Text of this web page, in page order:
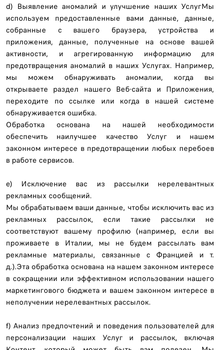
d) Выявление аномалий и улучшение наших УслугМы
используем предоставленные вами данные, данные,
собранные с вашего браузера, устройства и
приложения, данные, полученные на основе вашей
активности, и агрегированную информацию для
предотвращения аномалий в наших Услугах. Например,
мы можем обнаруживать аномалии, когда вы
открываете раздел нашего Веб-сайта и Приложения,
переходите по ссылке или когда в нашей системе
обнаруживается ошибка.
Обработка основана на нашей необходимости
обеспечить наилучшее качество Услуг и нашем
законном интересе в предотвращении любых перебоев
в работе сервисов.
e) Исключение вас из рассылки нерелевантных
рекламных сообщений.
Мы обрабатываем ваши данные, чтобы исключить вас из
рекламных рассылок, если такие рассылки не
соответствуют вашему профилю (например, если вы
проживаете в Италии, мы не будем рассылать вам
рекламные материалы, связанные с Францией и т.
д.).Эта обработка основана на нашем законном интересе
в сокращении или эффективном использовании нашего
маркетингового бюджета и вашем законном интересе в
неполучении нерелевантных рассылок.
f) Анализ предпочтений и поведения пользователей для
персонализации наших Услуг и рассылок, включая